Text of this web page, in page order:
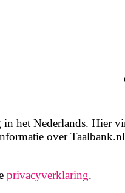
het Nederlands. Hier
over
privacyverklaring.